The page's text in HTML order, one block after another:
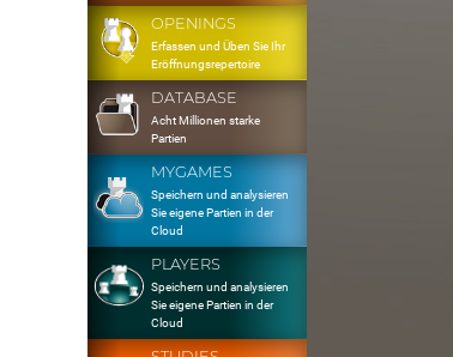
OPENINGS
Erfassen und Üben Sie Ihr
Eröffnungsrepertoire
DATABASE
Acht Millionen starke
Partien
MYGAMES
Speichern und analysieren
Sie eigene Partien in der
Cloud
PLAYERS
Speichern und analysieren
Sie eigene Partien in der
Cloud